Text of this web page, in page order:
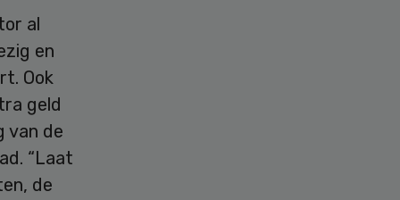
al
en
Ook
geld
van de
“Laat
de